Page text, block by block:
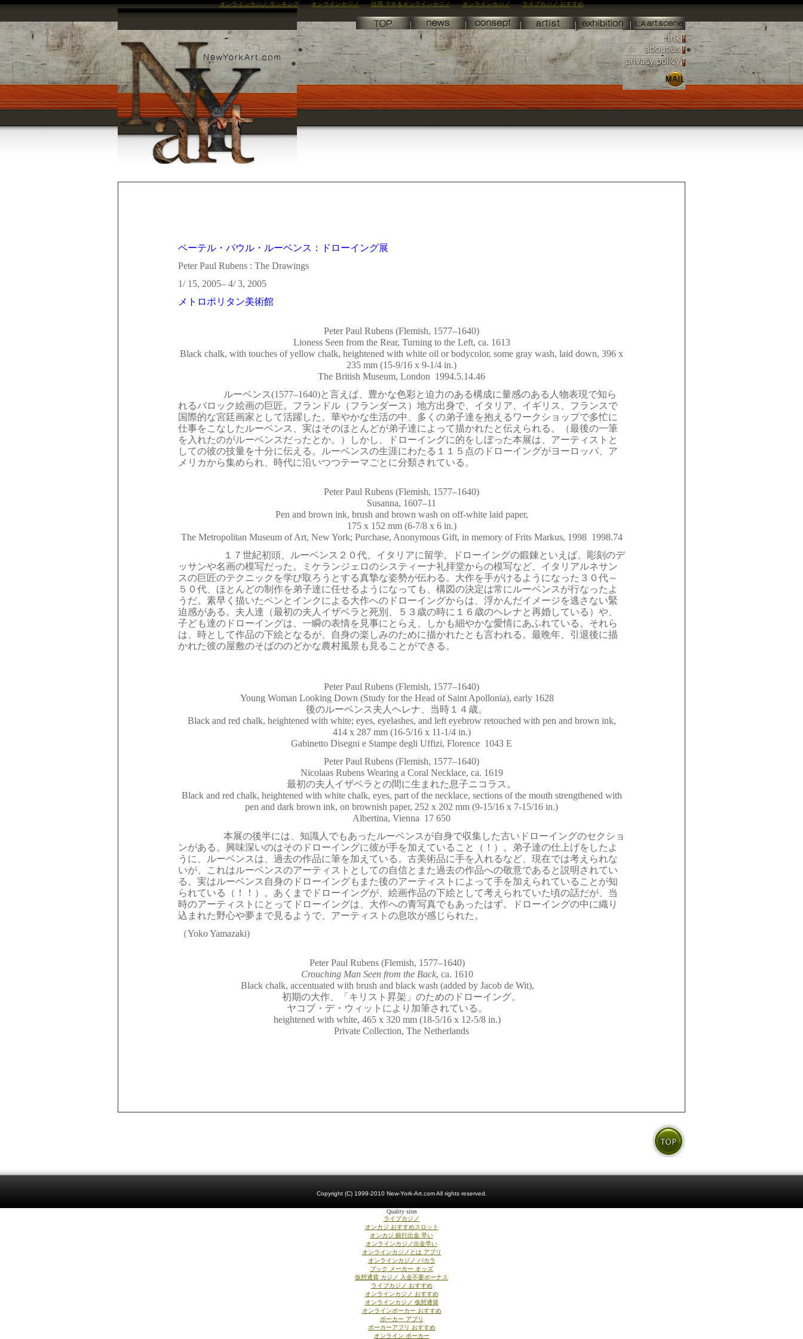
オンラインカジノ ランキング オンラインカジノ 信用 できるオンラインカジノ オンラインカジノ ライブカジノ おすすめ
ペーテル・パウル・ルーベンス：ドローイング展
Peter Paul Rubens : The Drawings
1/ 15, 2005– 4/ 3, 2005
メトロポリタン美術館
Peter Paul Rubens (Flemish, 1577–1640)
Lioness Seen from the Rear, Turning to the Left, ca. 1613
Black chalk, with touches of yellow chalk, heightened with white oil or bodycolor, some gray wash, laid down, 396 x
235 mm (15-9/16 x 9-1/4 in.)
The British Museum, London 1994.5.14.46
ルーベンス(1577–1640)と言えば、豊かな色彩と迫力のある構成に量感のある人物表現で知ら
れるバロック絵画の巨匠。フランドル（フランダース）地方出身で、イタリア、イギリス、フランスで
国際的な宮廷画家として活躍した。華やかな生活の中、多くの弟子達を抱えるワークショップで多忙に
仕事をこなしたルーベンス、実はそのほとんどが弟子達によって描かれたと伝えられる。（最後の一筆
を入れたのがルーベンスだったとか。）しかし、ドローイングに的をしぼった本展は、アーティストと
しての彼の技量を十分に伝える。ルーベンスの生涯にわたる１１５点のドローイングがヨーロッパ、ア
メリカから集められ、時代に沿いつつテーマごとに分類されている。
Peter Paul Rubens (Flemish, 1577–1640)
Susanna, 1607–11
Pen and brown ink, brush and brown wash on off-white laid paper,
175 x 152 mm (6-7/8 x 6 in.)
The Metropolitan Museum of Art, New York; Purchase, Anonymous Gift, in memory of Frits Markus, 1998 1998.74
１７世紀初頭、ルーベンス２０代、イタリアに留学。ドローイングの鍛錬といえば、彫刻のデ
ッサンや名画の模写だった。ミケランジェロのシスティーナ礼拝堂からの模写など、イタリアルネサン
スの巨匠のテクニックを学び取ろうとする真摯な姿勢が伝わる。大作を手がけるようになった３０代～
５０代、ほとんどの制作を弟子達に任せるようになっても、構図の決定は常にルーベンスが行なったよ
うだ。素早く描いたペンとインクによる大作へのドローイングからは、浮かんだイメージを逃さない緊
迫感がある。夫人達（最初の夫人イザベラと死別、５３歳の時に１６歳のヘレナと再婚している）や、
子ども達のドローイングは、一瞬の表情を見事にとらえ、しかも細やかな愛情にあふれている。それら
は、時として作品の下絵となるが、自身の楽しみのために描かれたとも言われる。最晩年、引退後に描
かれた彼の屋敷のそばののどかな農村風景も見ることができる。
Peter Paul Rubens (Flemish, 1577–1640)
Young Woman Looking Down (Study for the Head of Saint Apollonia), early 1628
後のルーベンス夫人ヘレナ、当時１４歳。
Black and red chalk, heightened with white; eyes, eyelashes, and left eyebrow retouched with pen and brown ink,
414 x 287 mm (16-5/16 x 11-1/4 in.)
Gabinetto Disegni e Stampe degli Uffizi, Florence 1043 E
Peter Paul Rubens (Flemish, 1577–1640)
Nicolaas Rubens Wearing a Coral Necklace, ca. 1619
最初の夫人イザベラとの間に生まれた息子ニコラス。
Black and red chalk, heightened with white chalk, eyes, part of the necklace, sections of the mouth strengthened with
pen and dark brown ink, on brownish paper, 252 x 202 mm (9-15/16 x 7-15/16 in.)
Albertina, Vienna 17 650
本展の後半には、知識人でもあったルーベンスが自身で収集した古いドローイングのセクショ
ンがある。興味深いのはそのドローイングに彼が手を加えていること（！）。弟子達の仕上げをしたよ
うに、ルーベンスは、過去の作品に筆を加えている。古美術品に手を入れるなど、現在では考えられな
いが、これはルーベンスのアーティストとしての自信とまた過去の作品への敬意であると説明されてい
る。実はルーベンス自身のドローイングもまた後のアーティストによって手を加えられていることが知
られている（！！）。あくまでドローイングが、絵画作品の下絵として考えられていた頃の話だが、当
時のアーティストにとってドローイングは、大作への青写真でもあったはず。ドローイングの中に織り
込まれた野心や夢まで見るようで、アーティストの息吹が感じられた。
（Yoko Yamazaki)
Peter Paul Rubens (Flemish, 1577–1640)
Crouching Man Seen from the Back, ca. 1610
Black chalk, accentuated with brush and black wash (added by Jacob de Wit),
初期の大作、「キリスト昇架」のためのドローイング。
ヤコブ・デ・ウィットにより加筆されている。
heightened with white, 465 x 320 mm (18-5/16 x 12-5/8 in.)
Private Collection, The Netherlands
Copyright (C) 1999-2010 New-York-Art.com All rights reserved.
Quality sites
ライブカジノ
オンカジ おすすめスロット
オンカジ 銀行出金 早い
オンラインカジノ出金早い
オンラインカジノとは アプリ
オンラインカジノ バカラ
ブック メーカー オッズ
仮想通貨 カジノ 入金不要ボーナス
ライブカジノ おすすめ
オンラインカジノ おすすめ
オンラインカジノ 仮想通貨
オンラインポーカー おすすめ
ポーカー アプリ
ポーカーアプリ おすすめ
オンライン ポーカー